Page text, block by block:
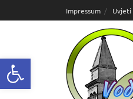
Open toolbar
do
Impressum